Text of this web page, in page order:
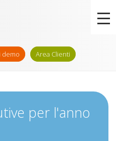
demo Area Clienti
per l'anno